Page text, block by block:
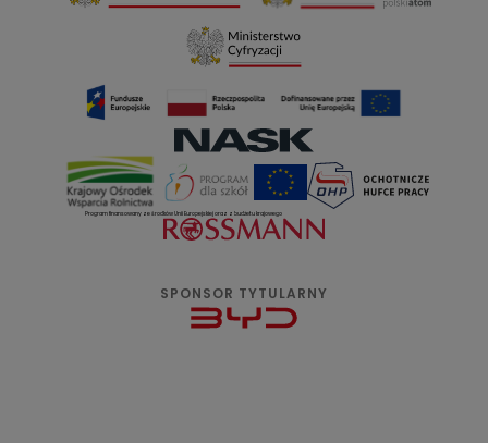
Program finansowany ze środków Unii Europejskiej oraz z budżetu krajowego
SPONSOR TYTULARNY